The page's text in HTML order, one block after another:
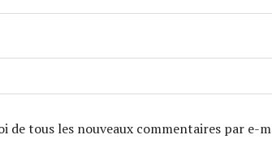
de tous les nouveaux commentaires par e-